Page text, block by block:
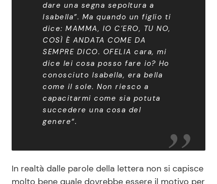
dare una segna sepoltura a
Isabella”. Ma quando un figlio ti
dice: MAMMA, IO C’ERO, TU NO,
COSÌ È ANDATA COME DA
SEMPRE DICO. OFELIA cara, mi
dice lei cosa posso fare io? Ho
conosciuto Isabella, era bella
come il sole. Non riesco a
capacitarmi come sia potuta
succedere una cosa del
genere“.
In realtà dalle parole della lettera non si capisce
molto bene quale dovrebbe essere il motivo per